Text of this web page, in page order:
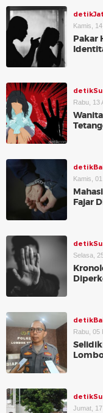
Kamis,
Pakar
Rabu, 13
Kamis,
Fajar
Selasa,
Rabu, 05
Jumat,